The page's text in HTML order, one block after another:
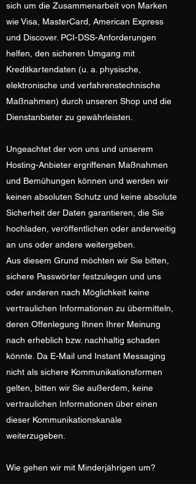
sich um die Zusammenarbeit von Marken
wie Visa, MasterCard, American Express
und Discover. PCI-DSS-Anforderungen
helfen, den sicheren Umgang mit
Kreditkartendaten (u. a. physische,
elektronische und verfahrenstechnische
Maßnahmen) durch unseren Shop und die
Dienstanbieter zu gewährleisten.
Ungeachtet der von uns und unserem
Hosting-Anbieter ergriffenen Maßnahmen
und Bemühungen können und werden wir
keinen absoluten Schutz und keine absolute
Sicherheit der Daten garantieren, die Sie
hochladen, veröffentlichen oder anderweitig
an uns oder andere weitergeben.
Aus diesem Grund möchten wir Sie bitten,
sichere Passwörter festzulegen und uns
oder anderen nach Möglichkeit keine
vertraulichen Informationen zu übermitteln,
deren Offenlegung Ihnen Ihrer Meinung
nach erheblich bzw. nachhaltig schaden
könnte. Da E-Mail und Instant Messaging
nicht als sichere Kommunikationsformen
gelten, bitten wir Sie außerdem, keine
vertraulichen Informationen über einen
dieser Kommunikationskanäle
weiterzugeben.
Wie gehen wir mit Minderjährigen um?